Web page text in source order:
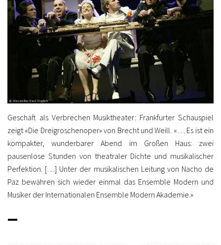
Geschäft als Verbrechen Musiktheater: Frankfurter Schauspiel
zeigt «Die Dreigroschenoper» von Brecht und Weill. «… Es ist ein
kompakter, wunderbarer Abend im Großen Haus: zwei
pausenlose Stunden von theatraler Dichte und musikalischer
Perfektion. […] Unter der musikalischen Leitung von Nacho de
Paz bewähren sich wieder einmal das Ensemble Modern und
Musiker der Internationalen Ensemble Modern Akademie.»